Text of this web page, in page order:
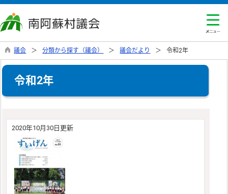
議会 分類から探す（議会） 議会だより 令和2年
令和2年
2020年10月30日更新